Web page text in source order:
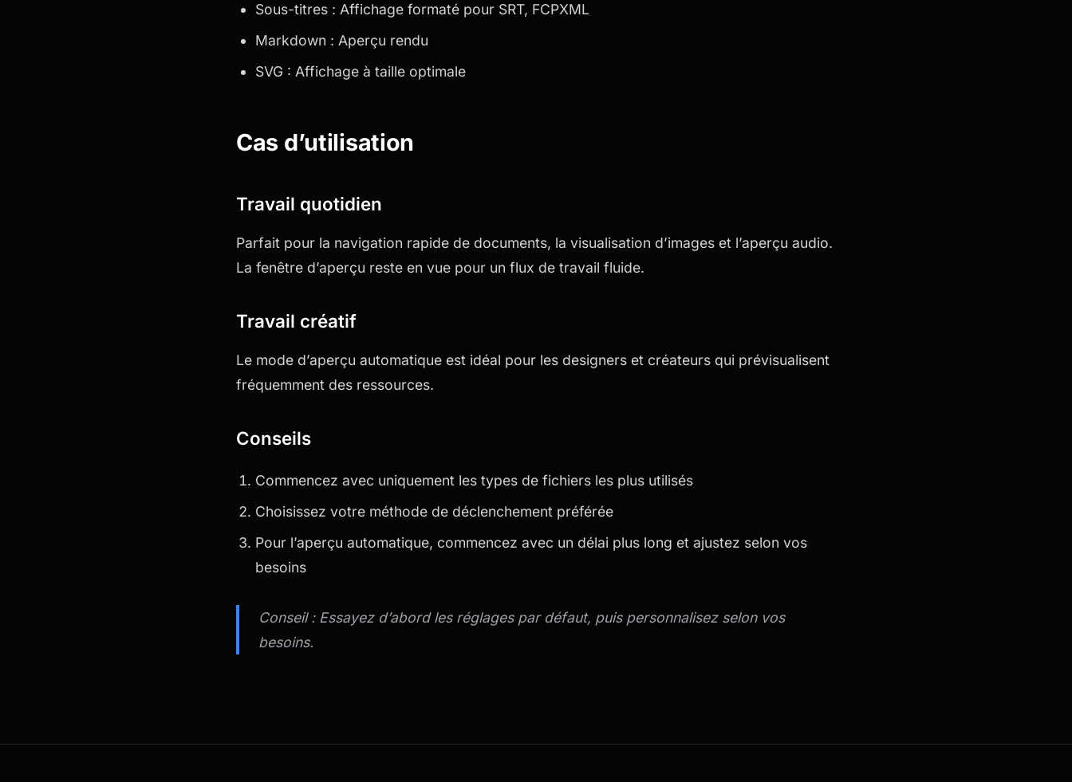
Sous-titres : Affichage formaté pour SRT, FCPXML
Markdown : Aperçu rendu
SVG : Affichage à taille optimale
Cas d’utilisation
Travail quotidien
Parfait pour la navigation rapide de documents, la visualisation d’images et l’aperçu audio.
La fenêtre d’aperçu reste en vue pour un flux de travail fluide.
Travail créatif
Le mode d’aperçu automatique est idéal pour les designers et créateurs qui prévisualisent
fréquemment des ressources.
Conseils
Commencez avec uniquement les types de fichiers les plus utilisés
Choisissez votre méthode de déclenchement préférée
Pour l’aperçu automatique, commencez avec un délai plus long et ajustez selon vos
besoins
Conseil : Essayez d’abord les réglages par défaut, puis personnalisez selon vos
besoins.